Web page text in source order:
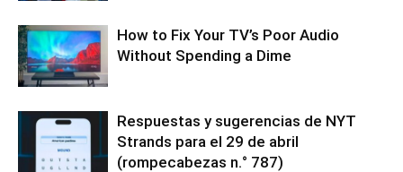
How to Fix Your TV’s Poor Audio
Without Spending a Dime
Respuestas y sugerencias de NYT
Strands para el 29 de abril
(rompecabezas n.° 787)